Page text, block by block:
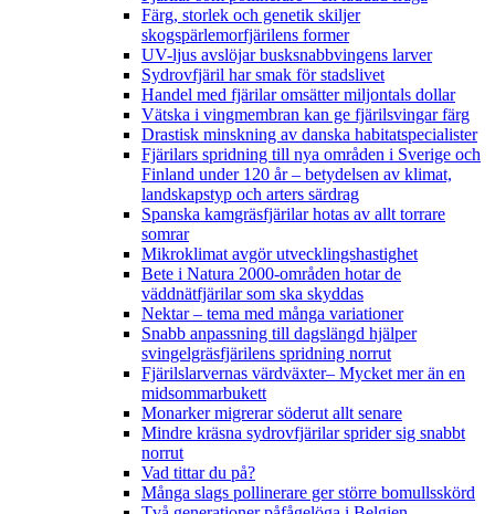
Färg, storlek och genetik skiljer
skogspärlemorfjärilens former
UV-ljus avslöjar busksnabbvingens larver
Sydrovfjäril har smak för stadslivet
Handel med fjärilar omsätter miljontals dollar
Vätska i vingmembran kan ge fjärilsvingar färg
Drastisk minskning av danska habitatspecialister
Fjärilars spridning till nya områden i Sverige och
Finland under 120 år– betydelsen av klimat,
landskapstyp och arters särdrag
Spanska kamgräsfjärilar hotas av allt torrare
somrar
Mikroklimat avgör utvecklingshastighet
Bete i Natura 2000-områden hotar de
väddnätfjärilar som ska skyddas
Nektar – tema med många variationer
Snabb anpassning till dagslängd hjälper
svingelgräsfjärilens spridning norrut
Fjärilslarvernas värdväxter– Mycket mer än en
midsommarbukett
Monarker migrerar söderut allt senare
Mindre kräsna sydrovfjärilar sprider sig snabbt
norrut
Vad tittar du på?
Många slags pollinerare ger större bomullsskörd